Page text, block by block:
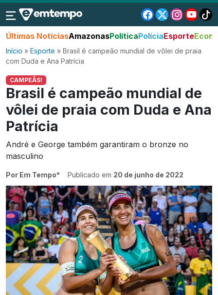
Últimas NotíciasAmazonasPolíticaPolíciaEsporte
Início » Esporte » Brasil é campeão mundial de vôlei de praia
com Duda e Ana Patrícia
CAMPEÃS!
Brasil é campeão mundial de
vôlei de praia com Duda e Ana
Patrícia
André e George também garantiram o bronze no
masculino
Por Em Tempo* Publicado em 20 de junho de 2022